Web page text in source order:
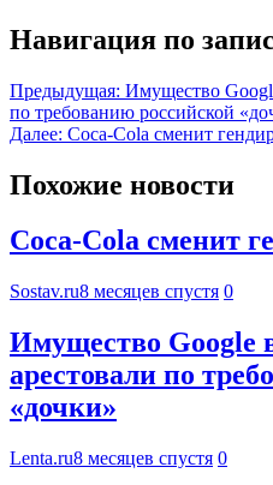
Навигация по
Предыдущая: Имущество
по требованию российской
Далее: Coca-Cola сменит
Похожие новости
Coca-Cola сменит
Sostav.ru8 месяцев спустя 0
Имущество Google
арестовали по
«дочки»
Lenta.ru8 месяцев спустя 0